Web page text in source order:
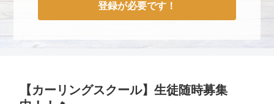
登録が必要です！
【カーリングスクール】生徒随時募集